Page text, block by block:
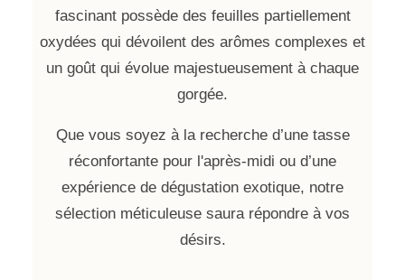
fascinant possède des feuilles partiellement
oxydées qui dévoilent des arômes complexes et
un goût qui évolue majestueusement à chaque
gorgée.
Que vous soyez à la recherche d’une tasse
réconfortante pour l'après-midi ou d’une
expérience de dégustation exotique, notre
sélection méticuleuse saura répondre à vos
désirs.